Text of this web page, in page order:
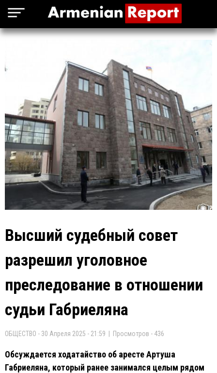
Высший судебный совет
разрешил уголовное
преследование в отношении
судьи Габриеляна
ОБЩЕСТВО - 30 Апреля 2025 - 21:59 | Просмотров - 436
Обсуждается ходатайство об аресте Артуша
Габриеляна, который ранее занимался целым рядом